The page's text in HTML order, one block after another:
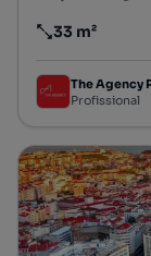
Preço por
33 m²
The Agency
Profissional